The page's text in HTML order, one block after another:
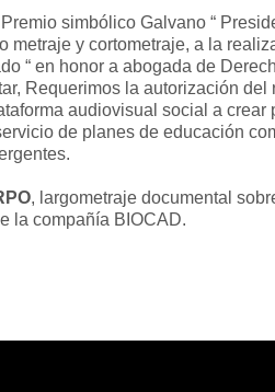
simbólico Galvano “
metraje y cortometraje, a la
“ en honor a abogada de
Requerimos la autorización del
audiovisual social a crear
de planes de educación
, largometraje documental
la compañía BIOCAD.